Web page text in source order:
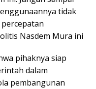
tidak
Nasdem Mura ini
pihaknya siap
dalam
pembangunan